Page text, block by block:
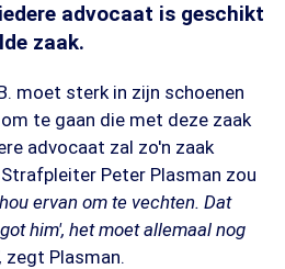
advocaat is geschikt
zaak.
moet sterk in zijn schoenen
te gaan die met deze zaak
advocaat zal zo'n zaak
Peter Plasman zou
ervan om te vechten. Dat
him', het moet allemaal nog
zegt Plasman.